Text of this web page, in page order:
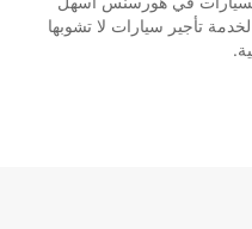
تأجير سيارات لا تشوبها